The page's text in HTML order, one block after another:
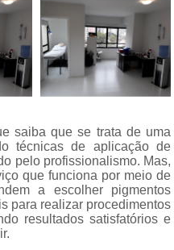
Curso
Curso Presencial
Cursos de
de Micropigmentação de
Capilar com
Capilar em
Capilar
Capilar nas
Capilar para
saiba que se trata de uma
técnicas de aplicação de
pelo profissionalismo. Mas,
que funciona por meio de
a escolher pigmentos
para realizar procedimentos
resultados satisfatórios e